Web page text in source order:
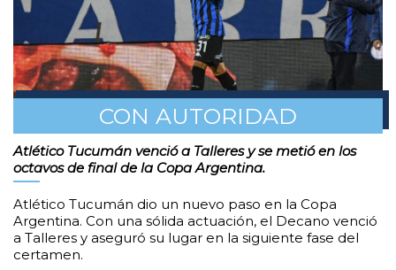
CON AUTORIDAD
Atlético Tucumán venció a Talleres y se metió en los
octavos de final de la Copa Argentina.
Atlético Tucumán dio un nuevo paso en la Copa
Argentina. Con una sólida actuación, el Decano venció
a Talleres y aseguró su lugar en la siguiente fase del
certamen.